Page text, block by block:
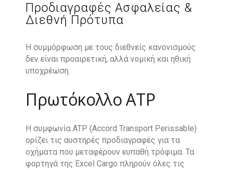
Προδιαγραφές Ασφαλείας &
Διεθνή Πρότυπα
Η συμμόρφωση με τους διεθνείς κανονισμούς
δεν είναι προαιρετική, αλλά νομική και ηθική
υποχρέωση.
Πρωτόκολλο ATP
Η συμφωνία ATP (Accord Transport Perissable)
ορίζει τις αυστηρές προδιαγραφές για τα
οχήματα που μεταφέρουν ευπαθή τρόφιμα. Τα
φορτηγά της Excel Cargo πληρούν όλες τις